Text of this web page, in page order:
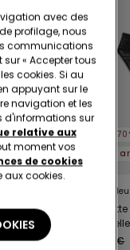
3 articles soldés, -70 %
Triangle
€-47%
-
5
Dentelle
9,99 €
avec des
profilage, nous
communications
« Accepter tous
cookies. Si au
appuyant sur le
navigation et les
d'informations sur
relative aux
moment vos
de cookies
aux cookies.